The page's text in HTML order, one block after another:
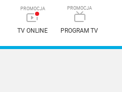
TV ONLINE PROGRAM TV